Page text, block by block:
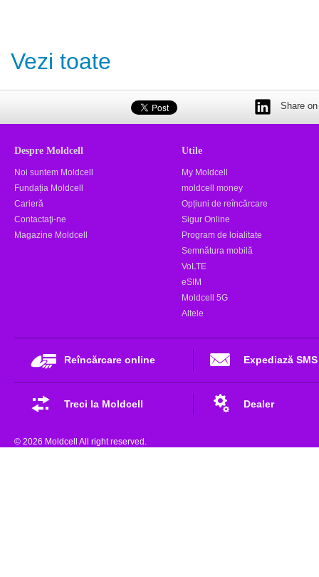
Vezi toate
Share
Despre Moldcell
Noi suntem Moldcell
Fundația Moldcell
Carieră
Contactaţi-ne
Magazine Moldcell
Utile
My Moldcell
moldcell money
Opțiuni de reîncărcare
Sigur Online
Program de loialitate
Semnătura mobilă
VoLTE
eSIM
Moldcell 5G
Altele
Reîncărcare online Expediază SMS
Treci la Moldcell Dealer
© 2026 Moldcell All right reserved.